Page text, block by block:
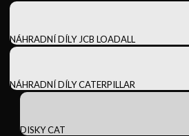
NÁHRADNÍ DÍLY JCB LOADALL
NÁHRADNÍ DÍLY CATERPILLAR
DISKY CAT